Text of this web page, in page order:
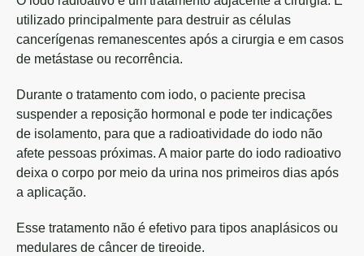
utilizado principalmente para destruir as células
cancerígenas remanescentes após a cirurgia e em casos
de metástase ou recorrência.
Durante o tratamento com iodo, o paciente precisa
suspender a reposição hormonal e pode ter indicações
de isolamento, para que a radioatividade do iodo não
afete pessoas próximas. A maior parte do iodo radioativo
deixa o corpo por meio da urina nos primeiros dias após
a aplicação.
Esse tratamento não é efetivo para tipos anaplásicos ou
medulares de câncer de tireoide.